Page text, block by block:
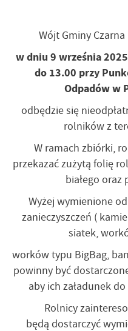
Wójt Gminy
w dniu 9 września
do 13.00 przy
Odpadów w
odbędzie się
rolników z
W ramach zbiórki,
przekazać zużytą folię
białego oraz
Wyżej wymienione
zanieczyszczeń (
siatek,
worków typu BigBag,
powinny być
aby ich załadunek
Rolnicy
będą dostarczyć